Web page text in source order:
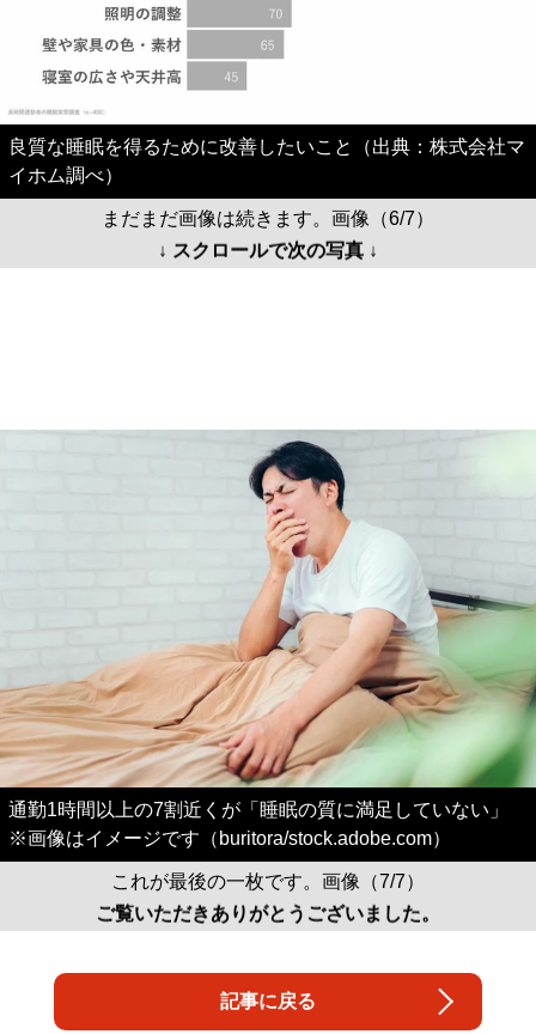
良質な睡眠を得るために改善したいこと（出典：株式会社マ
イホム調べ）
まだまだ画像は続きます。画像（6/7）
↓ スクロールで次の写真 ↓
通勤1時間以上の7割近くが「睡眠の質に満足していない」
※画像はイメージです（buritora/stock.adobe.com）
これが最後の一枚です。画像（7/7）
ご覧いただきありがとうございました。
記事に戻る